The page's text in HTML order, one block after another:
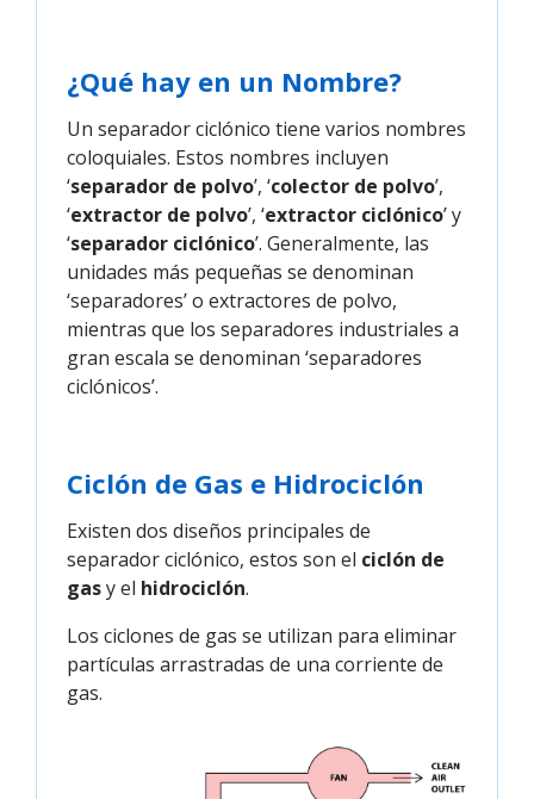
¿Qué hay en un Nombre?
Un separador ciclónico tiene varios nombres
coloquiales. Estos nombres incluyen
‘separador de polvo’, ‘colector de polvo’,
‘extractor de polvo’, ‘extractor ciclónico’ y
‘separador ciclónico’. Generalmente, las
unidades más pequeñas se denominan
‘separadores’ o extractores de polvo,
mientras que los separadores industriales a
gran escala se denominan ‘separadores
ciclónicos’.
Ciclón de Gas e Hidrociclón
Existen dos diseños principales de
separador ciclónico, estos son el ciclón de
gasy el hidrociclón.
Los ciclones de gas se utilizan para eliminar
partículas arrastradas de una corriente de
gas.